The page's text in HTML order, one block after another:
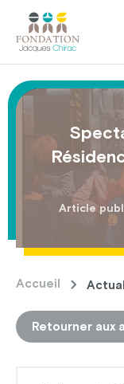
Article
Accueil
Retourner aux